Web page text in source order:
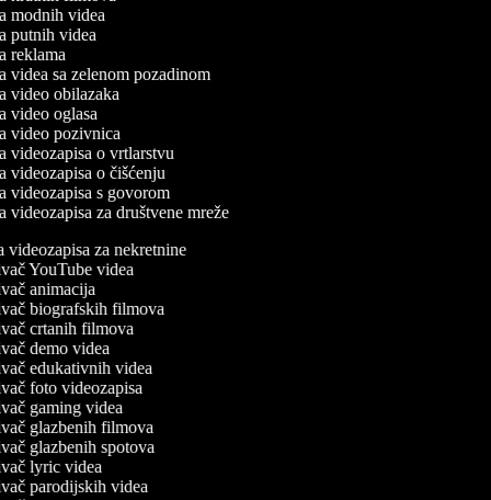
modnih videa
putnih videa
reklama
videa sa zelenom pozadinom
video obilazaka
video oglasa
video pozivnica
videozapisa o vrtlarstvu
videozapisa o čišćenju
videozapisa s govorom
videozapisa za društvene mreže
za nekretnine
YouTube videa
animacija
biografskih filmova
crtanih filmova
demo videa
edukativnih videa
foto videozapisa
gaming videa
glazbenih filmova
glazbenih spotova
lyric videa
parodijskih videa